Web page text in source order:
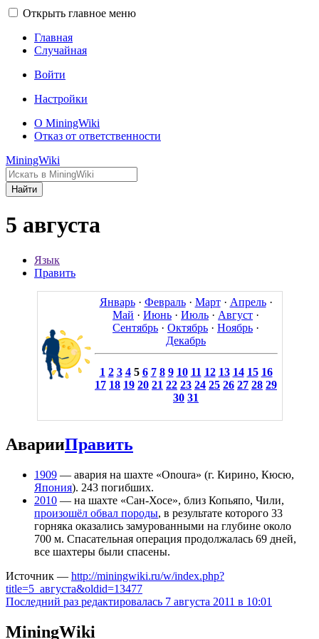
Открыть главное меню
Главная
Случайная
Войти
Настройки
О MiningWiki
Отказ от ответственности
MiningWiki
Найти
5 августа
Язык
Править
Январь· Февраль· Март· Апрель·
Май · Июнь · Июль · Август ·
Сентябрь · Октябрь · Ноябрь ·
Декабрь
1 2 3 4 5 6 7 8 9 10 11 12 13 14 15 16
17 18 19 20 21 22 23 24 25 26 27 28 29
30 31
АварииПравить
1909 — авария на шахте «Onoura» (г. Кирино, Кюсю,
Япония). 243 погибших.
2010 — на шахте «Сан-Хосе», близ Копьяпо, Чили,
произошёл обвал породы, в результате которого 33
горняка оказались замурованными на глубине около
700 м. Спасательная операция продолжалась 69 дней,
все шахтеры были спасены.
Источник — http://miningwiki.ru/w/index.php?
title=5_августа&oldid=13477
Последний раз редактировалась 7 августа 2011 в 10:01
MiningWiki